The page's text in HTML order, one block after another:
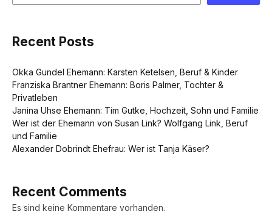
Recent Posts
Okka Gundel Ehemann: Karsten Ketelsen, Beruf & Kinder
Franziska Brantner Ehemann: Boris Palmer, Tochter &
Privatleben
Janina Uhse Ehemann: Tim Gutke, Hochzeit, Sohn und Familie
Wer ist der Ehemann von Susan Link? Wolfgang Link, Beruf
und Familie
Alexander Dobrindt Ehefrau: Wer ist Tanja Käser?
Recent Comments
Es sind keine Kommentare vorhanden.